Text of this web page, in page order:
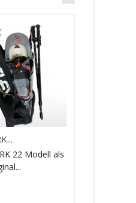
22 Modell als